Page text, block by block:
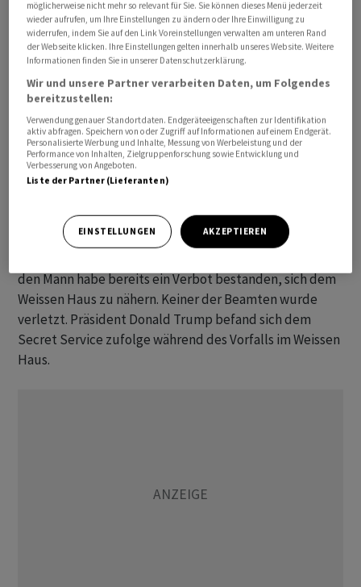
Waffe aus seiner Tasche gezogen und auf die Beamten
geschossen, teilte der Secret Service über soziale
Medien mit. Die Beamten hätten ‌das Feuer erwidert
und den Verdächtigen getroffen. Dieser sei später im
Krankenhaus gestorben.
Auch ein Passant wurde von ​einer Kugel getroffen. Es sei
jedoch ​unklar, wer den Schuss ​abgegeben habe und wie
schwer die Person verletzt wurde, hiess ‌es in einer
Einem Ermittler zufolge handelte es sich ​bei ​dem
den ​Mann habe bereits ⁠ein Verbot bestanden, sich dem
Weissen Haus zu ‌nähern. Keiner der Beamten wurde
verletzt. Präsident Donald Trump befand sich dem
Secret ‌Service zufolge während des Vorfalls im Weissen ​
Haus.
möglicherweise nicht mehr so relevant für Sie. Sie können dieses Menü jederzeit
wieder aufrufen, um Ihre Einstellungen zu ändern oder Ihre Einwilligung zu
widerrufen, indem Sie auf den Link Voreinstellungen verwalten am unteren Rand
der Webseite klicken. Ihre Einstellungen gelten innerhalb unseres Website. Weitere
Informationen finden Sie in unserer Datenschutzerklärung.
Wir und unsere Partner verarbeiten Daten, um Folgendes
bereitzustellen:
Verwendung genauer Standortdaten. Endgeräteeigenschaften zur Identifikation
aktiv abfragen. Speichern von oder Zugriff auf Informationen auf einem Endgerät.
Personalisierte Werbung und Inhalte, Messung von Werbeleistung und der
Performance von Inhalten, Zielgruppenforschung sowie Entwicklung und
Verbesserung von Angeboten.
Liste der Partner (Lieferanten)
EINSTELLUNGEN AKZEPTIEREN